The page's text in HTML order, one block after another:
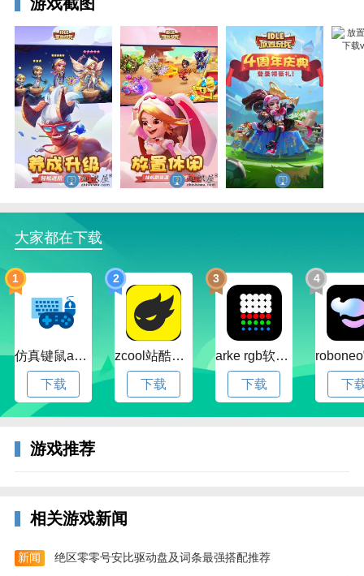
放置奇兵vivo游戏介绍
放置奇兵玩法简单，玩家只需派出你的英雄小队，出
发，从碧绿葱葱的萨拉森林到神圣威严的至高天，同数
老的废墟，对抗邪恶的黑暗势力！培养你的英雄小队为
正义而战！
大家都在下载
1
仿真键鼠app官方版下载v1.4.3.58 安卓最新版
下载
2
zcool站酷官方版下载v5.15.0 安卓最新版本
下载
3
arke rgb软件下载v20.0 安卓版
下载
4
下
游戏推荐
相关游戏新闻
新闻 绝区零零号安比驱动盘及词条最强搭配推荐